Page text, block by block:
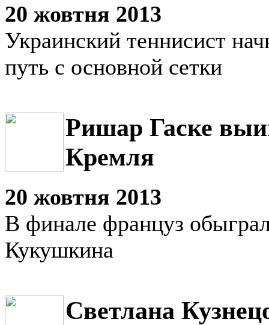
20 жовтня 2013
Украинский теннисист
путь с основной сетки
Ришар Гаске
Кремля
20 жовтня 2013
В финале француз
Кукушкина
Светлана